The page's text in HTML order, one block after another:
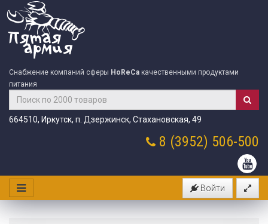
Снабжение компаний сферы HoReCa качественными продуктами
питания
664510, Иркутск, п. Дзержинск, Стахановская, 49
8 (3952) 506-500
Войти